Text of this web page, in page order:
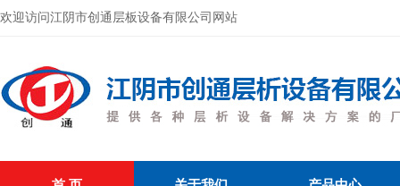
欢迎访问江阴市创通层板设备有限公司网站